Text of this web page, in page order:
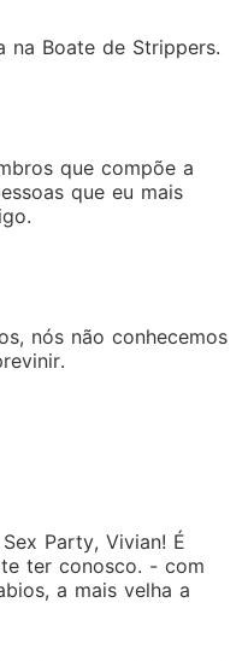
na Boate de Strippers.
que compõe a
que eu mais
nós não conhecemos
Party, Vivian! É
ter conosco. - com
a mais velha a